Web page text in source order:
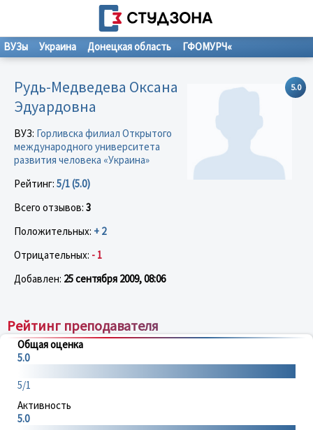
ВУЗы Украина Донецкая область ГФОМУРЧ«
5.0
Рудь-Медведева Оксана
Эдуардовна
ВУЗ: Горливска филиал Открытого
международного университета
развития человека «Украина»
Рейтинг: 5/1 (5.0)
Всего отзывов: 3
Положительных: + 2
Отрицательных: - 1
Добавлен: 25 сентября 2009, 08:06
Рейтинг преподавателя
Общая оценка
5.0
5/1
Активность
5.0